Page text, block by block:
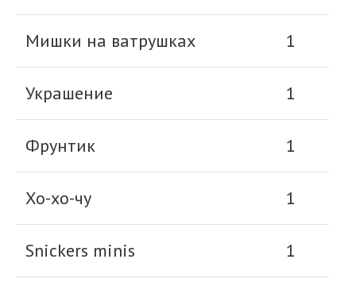
Мишки на ватрушках 1
Украшение 1
Фрунтик 1
Хо-хо-чу 1
Snickers minis 1